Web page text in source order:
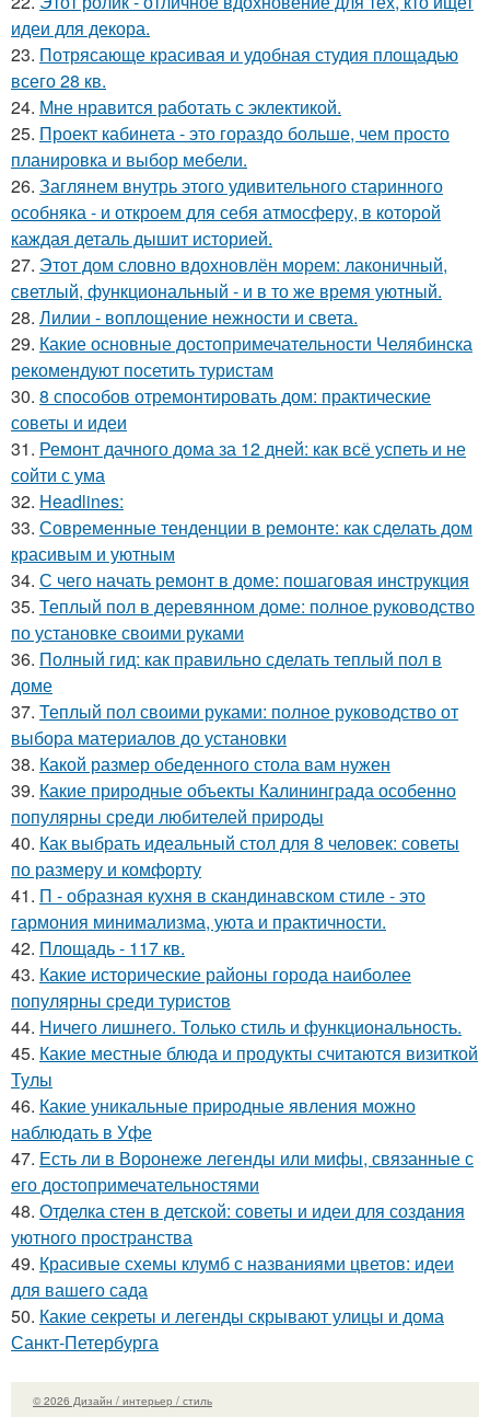
идеи для декора.
23. Потрясающе красивая и удобная студия площадью
всего 28 кв.
24. Мне нравится работать с эклектикой.
25. Проект кабинета - это гораздо больше, чем просто
планировка и выбор мебели.
26. Заглянем внутрь этого удивительного старинного
особняка - и откроем для себя атмосферу, в которой
каждая деталь дышит историей.
27. Этот дом словно вдохновлён морем: лаконичный,
светлый, функциональный - и в то же время уютный.
28. Лилии - воплощение нежности и света.
29. Какие основные достопримечательности Челябинска
рекомендуют посетить туристам
30. 8 способов отремонтировать дом: практические
советы и идеи
31. Ремонт дачного дома за 12 дней: как всё успеть и не
сойти с ума
32. Headlines:
33. Современные тенденции в ремонте: как сделать дом
красивым и уютным
34. С чего начать ремонт в доме: пошаговая инструкция
35. Теплый пол в деревянном доме: полное руководство
по установке своими руками
36. Полный гид: как правильно сделать теплый пол в
доме
37. Теплый пол своими руками: полное руководство от
выбора материалов до установки
38. Какой размер обеденного стола вам нужен
39. Какие природные объекты Калининграда особенно
популярны среди любителей природы
40. Как выбрать идеальный стол для 8 человек: советы
по размеру и комфорту
41. П - образная кухня в скандинавском стиле - это
гармония минимализма, уюта и практичности.
42. Площадь - 117 кв.
43. Какие исторические районы города наиболее
популярны среди туристов
44. Ничего лишнего. Только стиль и функциональность.
45. Какие местные блюда и продукты считаются визиткой
Тулы
46. Какие уникальные природные явления можно
наблюдать в Уфе
47. Есть ли в Воронеже легенды или мифы, связанные с
его достопримечательностями
48. Отделка стен в детской: советы и идеи для создания
уютного пространства
49. Красивые схемы клумб с названиями цветов: идеи
для вашего сада
50. Какие секреты и легенды скрывают улицы и дома
Санкт-Петербурга
© 2026 Дизайн / интерьер / стиль